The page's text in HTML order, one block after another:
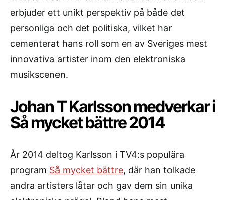
erbjuder ett unikt perspektiv på både det
personliga och det politiska, vilket har
cementerat hans roll som en av Sveriges mest
innovativa artister inom den elektroniska
musikscenen.
Johan T Karlsson medverkar i
Så mycket bättre 2014
År 2014 deltog Karlsson i TV4:s populära
program Så mycket bättre, där han tolkade
andra artisters låtar och gav dem sin unika